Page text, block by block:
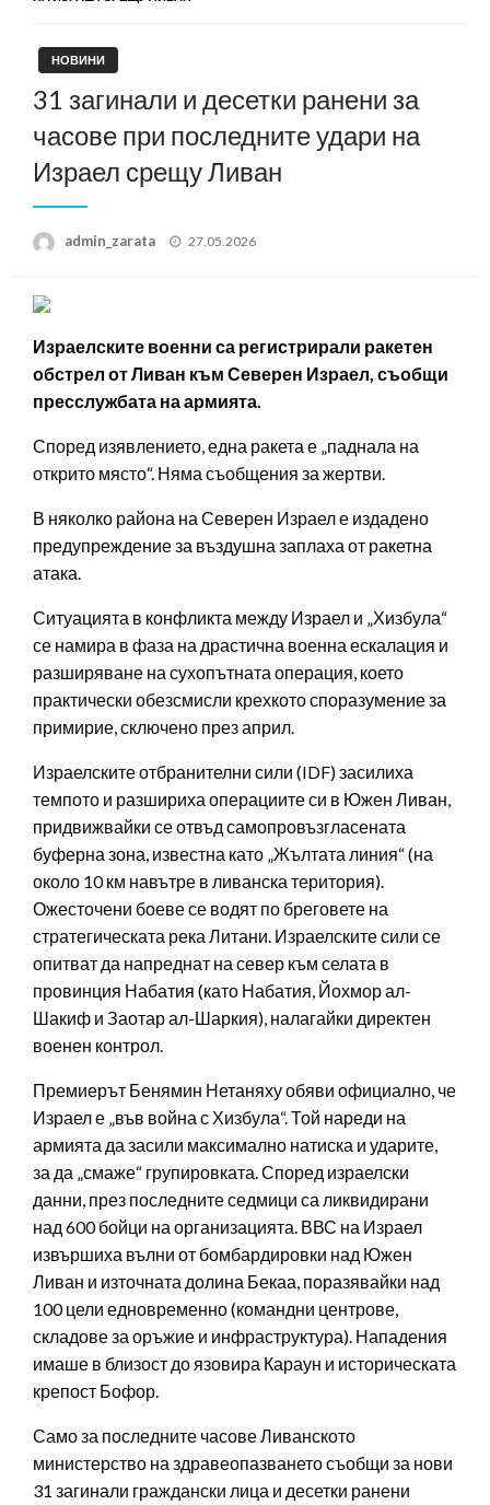
НОВИНИ
31 загинали и десетки ранени за
часове при последните удари на
Израел срещу Ливан
admin_zarata
Posted
27.05.2026
Израелските военни са регистрирали ракетен
обстрел от Ливан към Северен Израел, съобщи
пресслужбата на армията.
Според изявлението, една ракета е „паднала на
открито място“. Няма съобщения за жертви.
В няколко района на Северен Израел е издадено
предупреждение за въздушна заплаха от ракетна
атака.
Ситуацията в конфликта между Израел и „Хизбула“
се намира в фаза на драстична военна ескалация и
разширяване на сухопътната операция, което
практически обезсмисли крехкото споразумение за
примирие, сключено през април.
Израелските отбранителни сили (IDF) засилиха
темпото и разшириха операциите си в Южен Ливан,
придвижвайки се отвъд самопровъзгласената
буферна зона, известна като „Жълтата линия“ (на
около 10 км навътре в ливанска територия).
Ожесточени боеве се водят по бреговете на
стратегическата река Литани. Израелските сили се
опитват да напреднат на север към селата в
провинция Набатия (като Набатия, Йохмор ал-
Шакиф и Заотар ал-Шаркия), налагайки директен
военен контрол.
Премиерът Бенямин Нетаняху обяви официално, че
Израел е „във война с Хизбула“. Той нареди на
армията да засили максимално натиска и ударите,
за да „смаже“ групировката. Според израелски
данни, през последните седмици са ликвидирани
над 600 бойци на организацията. ВВС на Израел
извършиха вълни от бомбардировки над Южен
Ливан и източната долина Бекаа, поразявайки над
100 цели едновременно (командни центрове,
складове за оръжие и инфраструктура). Нападения
имаше в близост до язовира Караун и историческата
крепост Бофор.
Само за последните часове Ливанското
министерство на здравеопазването съобщи за нови
31 загинали граждански лица и десетки ранени